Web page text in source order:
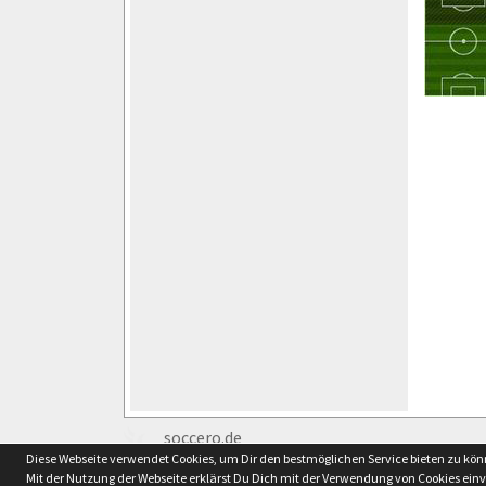
soccero.de
© 2006 - 2026
Diese Webseite verwendet Cookies, um Dir den bestmöglichen Service bieten zu
Mit der Nutzung der Webseite erklärst Du Dich mit der Verwendung von Cookies